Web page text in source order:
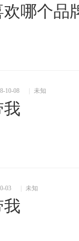
哪个品
10-08 未知
我
03 未知
我